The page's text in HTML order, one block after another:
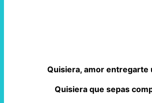
Quisiera, amor entregarte
Quisiera que sepas